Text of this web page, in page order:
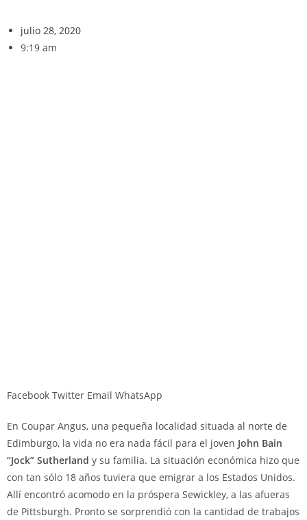
julio 28, 2020
9:19 am
Facebook Twitter Email WhatsApp
En Coupar Angus, una pequeña localidad situada al norte de
Edimburgo, la vida no era nada fácil para el joven John Bain
“Jock” Sutherland y su familia. La situación económica hizo que
con tan sólo 18 años tuviera que emigrar a los Estados Unidos.
Allí encontró acomodo en la próspera Sewickley, a las afueras
de Pittsburgh. Pronto se sorprendió con la cantidad de trabajos